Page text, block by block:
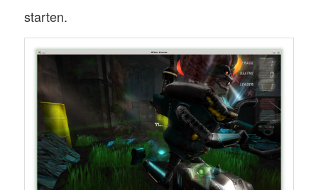
starten.